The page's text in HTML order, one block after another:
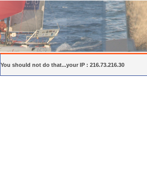
You should not do that...your IP : 216.73.216.30